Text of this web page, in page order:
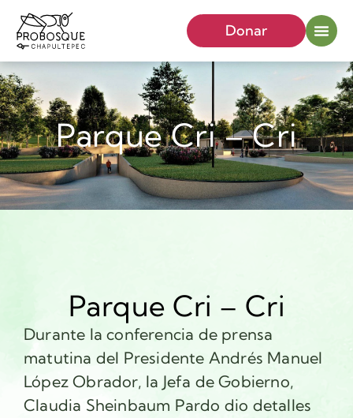
Donar
Parque Cri – Cri
Parque Cri – Cri
Durante la conferencia de prensa
matutina del Presidente Andrés Manuel
López Obrador, la Jefa de Gobierno,
Claudia Sheinbaum Pardo dio detalles